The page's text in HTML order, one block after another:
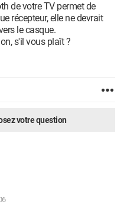
de votre TV permet de
récepteur, elle ne devrait
le casque.
s'il vous plaît ?
votre question